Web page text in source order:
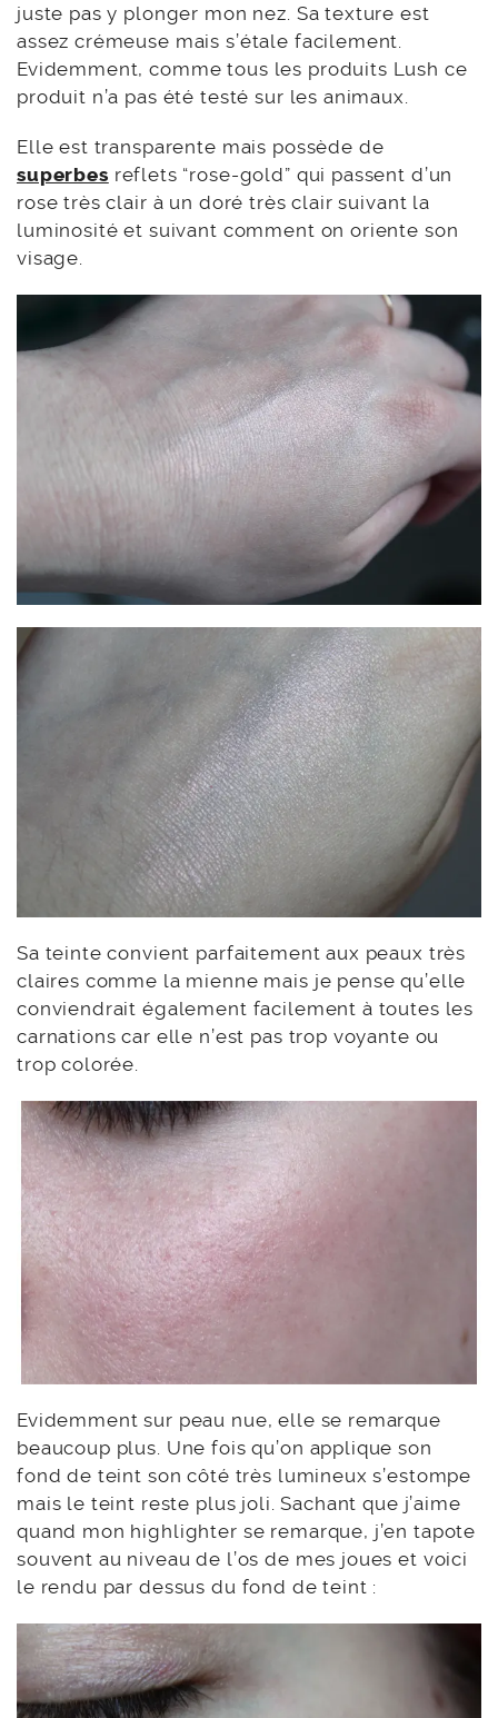
juste pas y plonger mon nez. Sa texture est
assez crémeuse mais s’étale facilement.
Evidemment, comme tous les produits Lush ce
produit n’a pas été testé sur les animaux.
Elle est transparente mais possède de
superbes reflets “rose-gold” qui passent d’un
rose très clair à un doré très clair suivant la
luminosité et suivant comment on oriente son
visage.
Sa teinte convient parfaitement aux peaux très
claires comme la mienne mais je pense qu’elle
conviendrait également facilement à toutes les
carnations car elle n’est pas trop voyante ou
trop colorée.
Evidemment sur peau nue, elle se remarque
beaucoup plus. Une fois qu’on applique son
fond de teint son côté très lumineux s’estompe
mais le teint reste plus joli. Sachant que j’aime
quand mon highlighter se remarque, j’en tapote
souvent au niveau de l’os de mes joues et voici
le rendu par dessus du fond de teint :